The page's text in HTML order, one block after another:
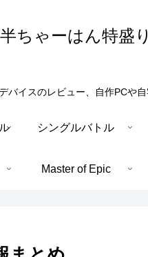
半ちゃーはん特盛り
バイスのレビュー、自作PCや
シングルバトル
Master of Epic